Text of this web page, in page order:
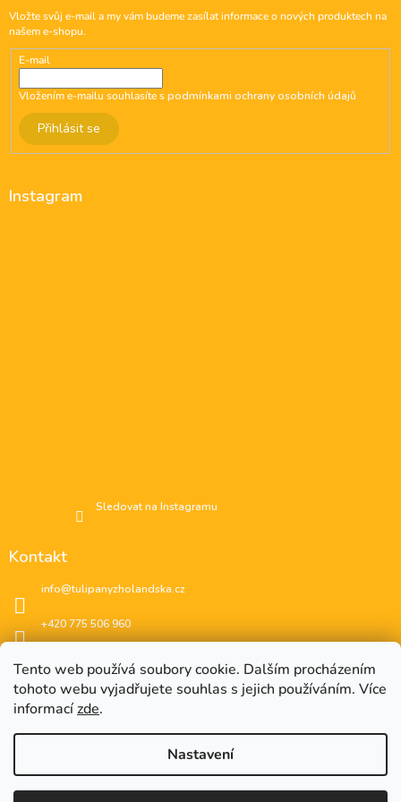
Tento web používá soubory cookie. Dalším procházením
tohoto webu vyjadřujete souhlas s jejich používáním. Více
informacízde.
Nastavení
Vložte svůj e-mail a my vám budeme zasílat informace o nových produktech na
našem e-shopu.
E-mail
Vložením e-mailu souhlasíte spodmínkami ochrany osobních údajů
Přihlásit se
Instagram
Sledovat na Instagramu
Kontakt
info@tulipanyzholandska.cz
+420 775 506 960
instagram